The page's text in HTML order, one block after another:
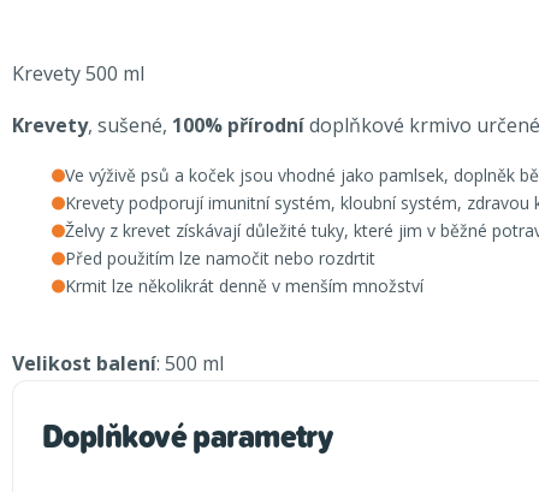
Krevety 500 ml
Krevety, sušené, 100% přírodnídoplňkové krmivo
Ve výživě psů a koček jsou vhodné jako pamlsek, doplněk
Krevety podporují imunitní systém, kloubní systém, zdravou
Želvy z krevet získávají důležité tuky, které jim v běžné
Před použitím lze namočit nebo rozdrtit
Krmit lze několikrát denně v menším množství
Velikost balení: 500 ml
Doplňkové parametry